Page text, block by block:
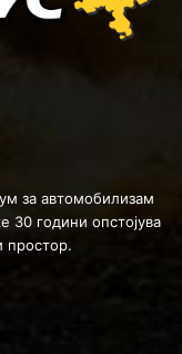
за автомобилизам
30 години опстојува
простор.